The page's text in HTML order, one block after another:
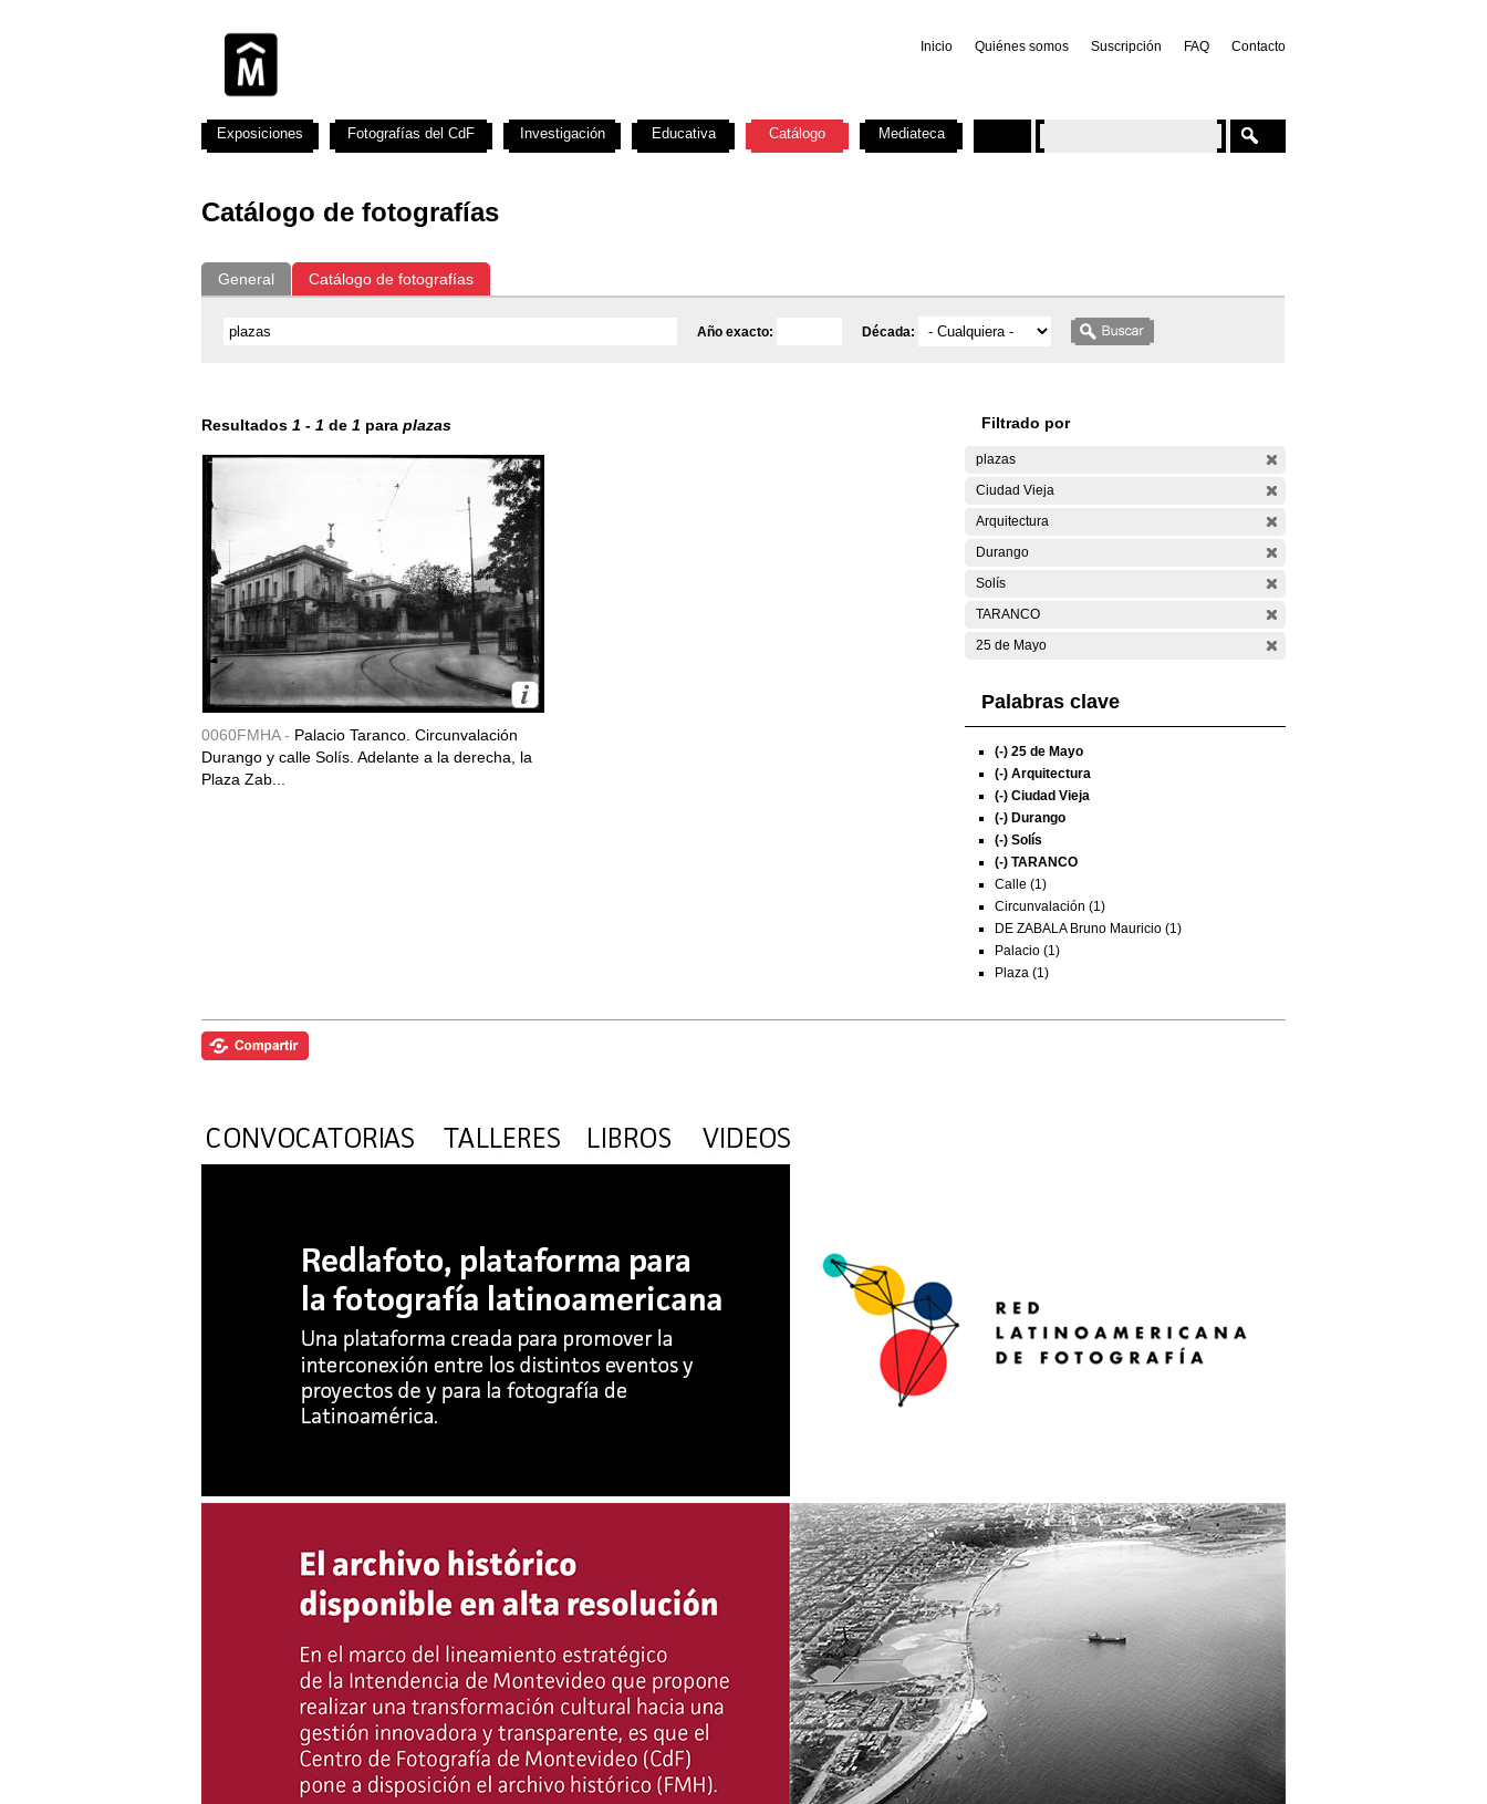
Inicio Quiénes somos Suscripción FAQ Contacto
Catálogo de fotografías
General Catálogo de fotografías
Año exacto: Década:
Resultados 1 - 1 de 1 para plazas
0060FMHA - Palacio Taranco. Circunvalación
Durango y calle Solís. Adelante a la derecha, la
Plaza Zab...
Filtrado por
plazas
Ciudad Vieja
Arquitectura
Durango
Solís
TARANCO
25 de Mayo
Palabras clave
(-) 25 de Mayo
(-) Arquitectura
(-) Ciudad Vieja
(-) Durango
(-) Solís
(-) TARANCO
Calle (1)
Circunvalación (1)
DE ZABALA Bruno Mauricio (1)
Palacio (1)
Plaza (1)
Exposiciones Fotografías del CdF Investigación Educativa Catálogo Mediateca